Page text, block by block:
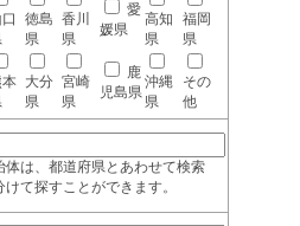
徳島
県
香川
県
愛
媛県
高知
県
福岡
県
大分
県
宮崎
県
鹿
児島県
沖縄
県
その
他
は、都道府県とあわせて検索
て探すことができます。